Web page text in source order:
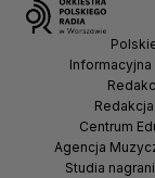
Centrum
Agencja
Studia